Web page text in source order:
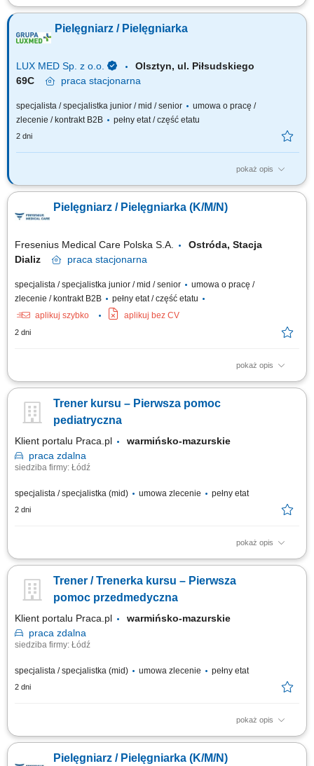
Nazwa kursu: Pierwsza pomoc przedmedyczna Czas trwania: 8 godzin
Pielęgniarz / Pielęgniarka
LUX MED Sp. z o.o.
Olsztyn, ul. Piłsudskiego
69C
praca stacjonarna
specjalista / specjalistka junior / mid / senior
umowa o pracę /
zlecenie / kontrakt B2B
pełny etat / część etatu
2 dni
pokaż opis
Nasze oczekiwania wobec Ciebie: wykształcenie min. średnie medyczne
pielęgniarstwo; aktualne prawo wykonywania zawodu; mile widziane
ukończenie kursów specjalistycznych z zakresu szczepień ochronnych,
Pielęgniarz / Pielęgniarka (K/M/N)
Fresenius Medical Care Polska S.A.
Ostróda, Stacja
Dializ
praca stacjonarna
specjalista / specjalistka junior / mid / senior
umowa o pracę /
zlecenie / kontrakt B2B
pełny etat / część etatu
aplikuj szybko
aplikuj bez CV
2 dni
pokaż opis
Co będziesz robić: Przygotowywać pacjentów, stanowiska zabiegowe
naczyniowy) według zleceń lekarskich; Nadzorować stan pacjenta i
parametry techniczne w trakcie trwania procedury; Prowadzić
Trener kursu – Pierwsza pomoc
pediatryczna
Klient portalu Praca.pl
warmińsko-mazurskie
praca zdalna
siedziba firmy: Łódź
specjalista / specjalistka (mid) umowa zlecenie pełny etat
2 dni
pokaż opis
Prowadzenie kursu / szkolenia: Pierwsza pomoc pediatryczna; Czas
Trener / Trenerka kursu – Pierwsza
pomoc przedmedyczna
Klient portalu Praca.pl
warmińsko-mazurskie
praca zdalna
siedziba firmy: Łódź
specjalista / specjalistka (mid) umowa zlecenie pełny etat
2 dni
pokaż opis
Prowadzenie kursu / szkolenia z zakresu - Pierwsza pomoc
cała Polska;Pielęgniarz / Pielęgniarka (K/M/N)